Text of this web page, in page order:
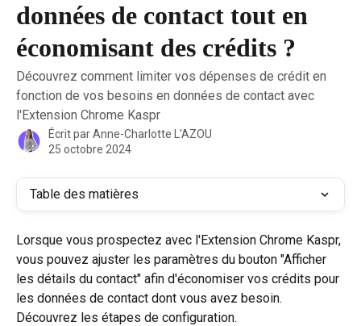
données de contact tout en
économisant des crédits ?
Découvrez comment limiter vos dépenses de crédit en
fonction de vos besoins en données de contact avec
l'Extension Chrome Kaspr
Écrit parAnne-Charlotte L'AZOU
25 octobre 2024
Table des matières
Lorsque vous prospectez avec l'Extension Chrome Kaspr,
vous pouvez ajuster les paramètres du bouton "Afficher
les détails du contact" afin d'économiser vos crédits pour
les données de contact dont vous avez besoin.
Découvrez les étapes de configuration.